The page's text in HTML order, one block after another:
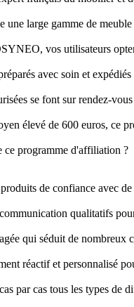
une large gamme de
vos utilisateurs
avec soin et
se font sur rendez-
élevé de 600 euros, ce
ce programme d'affiliation ?
de confiance avec
qualitatifs
qui séduit de nombreux
réactif et personnalisé
par cas tous les types de